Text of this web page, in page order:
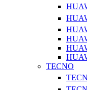
TECNO